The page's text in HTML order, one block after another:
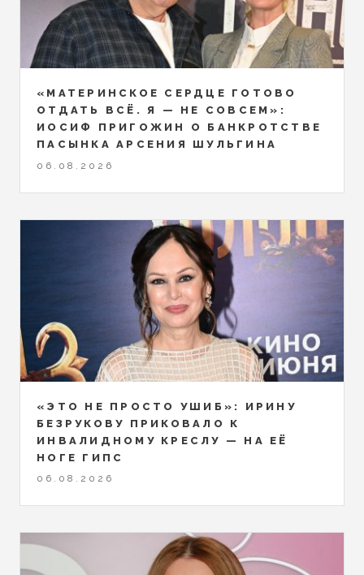
«МАТЕРИНСКОЕ СЕРДЦЕ ГОТОВО
ОТДАТЬ ВСЁ. Я — НЕ СОВСЕМ»:
ИОСИФ ПРИГОЖИН О БАНКРОТСТВЕ
ПАСЫНКА АРСЕНИЯ ШУЛЬГИНА
06.08.2026
«ЭТО НЕ ПРОСТО УШИБ»: ИРИНУ
БЕЗРУКОВУ ПРИКОВАЛО К
ИНВАЛИДНОМУ КРЕСЛУ — НА ЕЁ
НОГЕ ГИПС
06.08.2026